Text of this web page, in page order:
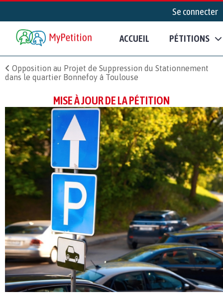
Se connecter
ACCUEIL PÉTITIONS
Opposition au Projet de Suppression du Stationnement
dans le quartier Bonnefoy à Toulouse
MISE À JOUR DE LA PÉTITION